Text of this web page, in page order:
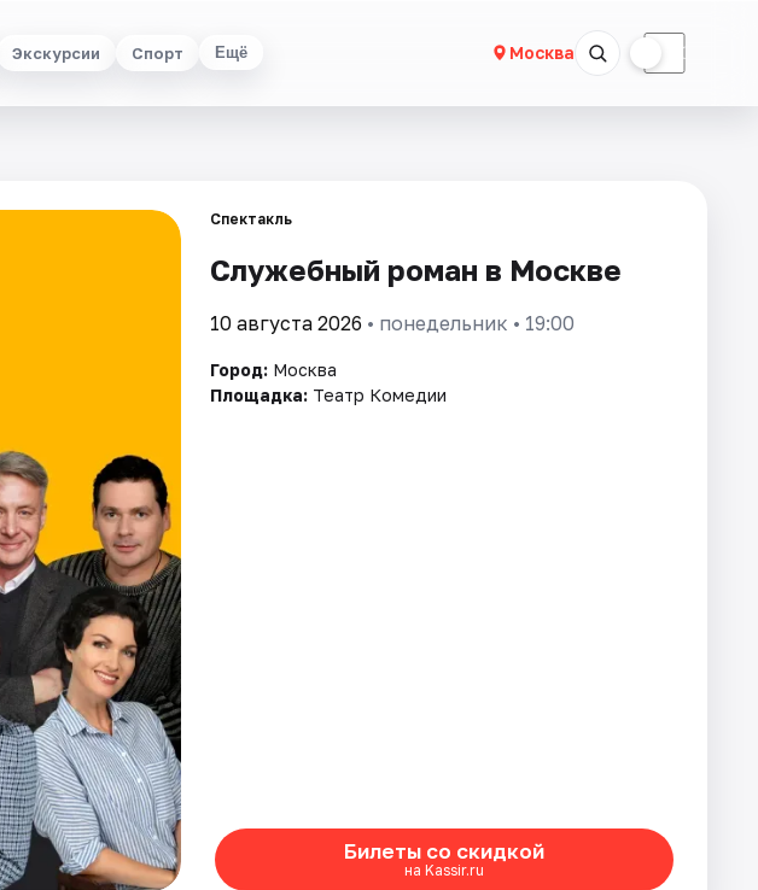
Экскурсии Спорт Ещё Москва ☾
Спектакль
Служебный роман в Москве
10 августа 2026 • понедельник • 19:00
Город: Москва
Площадка: Театр Комедии
Билеты со скидкой
на Kassir.ru